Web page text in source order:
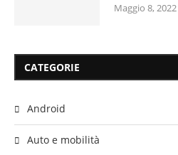
Maggio 8, 2022
CATEGORIE
Android
Auto e mobilità